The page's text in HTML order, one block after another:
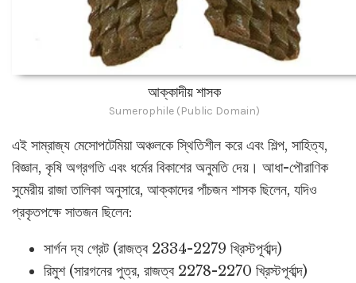
আক্কাদীয় শাসক
Sumerophile (Public Domain)
এই সাম্রাজ্য মেসোপটেমিয়া অঞ্চলকে স্থিতিশীল করে এবং শিল্প, সাহিত্য,
বিজ্ঞান, কৃষি অগ্রগতি এবং ধর্মের বিকাশের অনুমতি দেয়। আধা-পৌরাণিক
সুমেরীয় রাজা তালিকা অনুসারে, আক্কাদের পাঁচজন শাসক ছিলেন, যদিও
প্রকৃতপক্ষে সাতজন ছিলেন:
সার্গন দ্য গ্রেট (রাজত্ব 2334-2279 খ্রিস্টপূর্বাব্দ)
রিমুশ (সারগনের পুত্র, রাজত্ব 2278-2270 খ্রিস্টপূর্বাব্দ)